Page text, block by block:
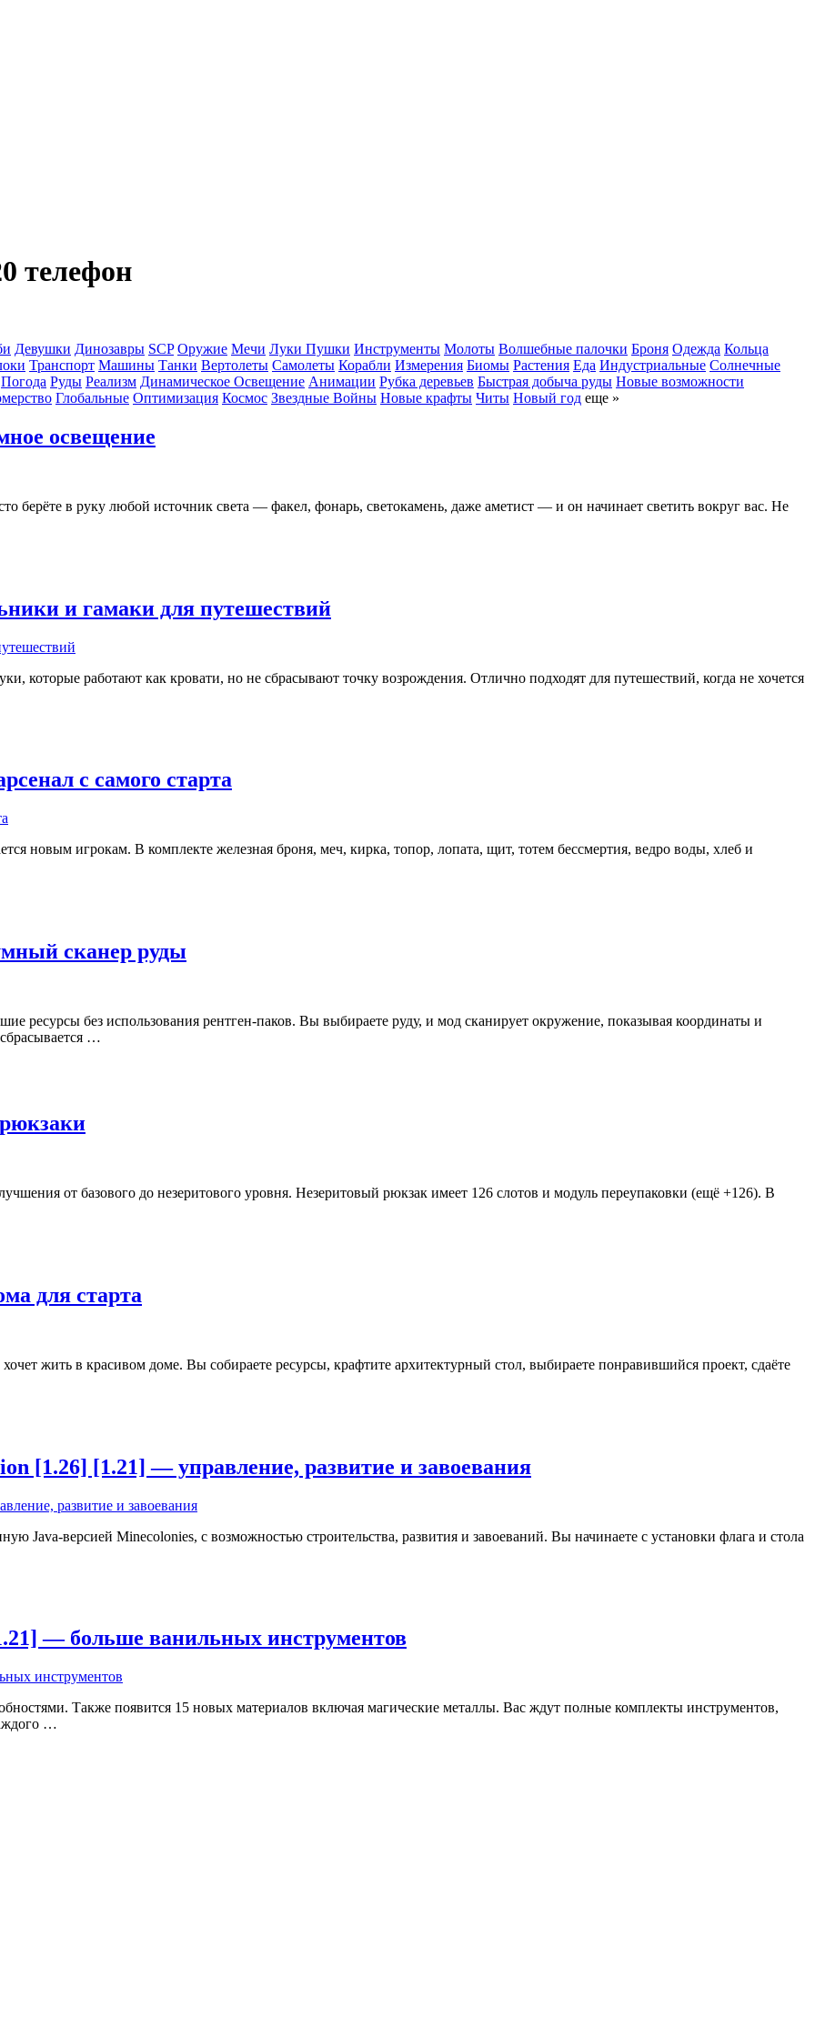
телефон
Девушки Динозавры SCP Оружие Мечи Луки Пушки Инструменты Молоты Волшебные палочки Броня Одежда Кольца
Транспорт Машины Танки Вертолеты Самолеты Корабли Измерения Биомы Растения Еда Индустриальные Солнечные
Погода Руды Реализм Динамическое Освещение Анимации Рубка деревьев Быстрая добыча руды Новые возможности
Глобальные Оптимизация Космос Звездные Войны Новые крафты Читы Новый год еще »
освещение
берёте в руку любой источник света — факел, фонарь, светокамень, даже аметист — и он начинает светить вокруг вас. Не
и гамаки для путешествий
которые работают как кровати, но не сбрасывают точку возрождения. Отлично подходят для путешествий, когда не хочется
с самого старта
новым игрокам. В комплекте железная броня, меч, кирка, топор, лопата, щит, тотем бессмертия, ведро воды, хлеб и
сканер руды
ресурсы без использования рентген-паков. Вы выбираете руду, и мод сканирует окружение, показывая координаты и
…
от базового до незеритового уровня. Незеритовый рюкзак имеет 126 слотов и модуль переупаковки (ещё +126). В
для старта
жить в красивом доме. Вы собираете ресурсы, крафтите архитектурный стол, выбираете понравившийся проект, сдаёте
[1.26] [1.21] — управление, развитие и завоевания
Java-версией Minecolonies, с возможностью строительства, развития и завоеваний. Вы начинаете с установки флага и стола
— больше ванильных инструментов
Также появится 15 новых материалов включая магические металлы. Вас ждут полные комплекты инструментов,
…